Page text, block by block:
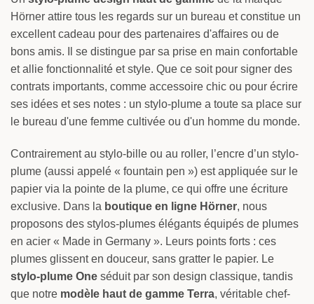
Hörner attire tous les regards sur un bureau et constitue un
excellent cadeau pour des partenaires d'affaires ou de
bons amis. Il se distingue par sa prise en main confortable
et allie fonctionnalité et style. Que ce soit pour signer des
contrats importants, comme accessoire chic ou pour écrire
ses idées et ses notes : un stylo-plume a toute sa place sur
le bureau d'une femme cultivée ou d'un homme du monde.
Contrairement au stylo-bille ou au roller, l’encre d’un stylo-
plume (aussi appelé « fountain pen ») est appliquée sur le
papier via la pointe de la plume, ce qui offre une écriture
exclusive. Dans la boutique en ligne Hörner, nous
proposons des stylos-plumes élégants équipés de plumes
en acier « Made in Germany ». Leurs points forts : ces
plumes glissent en douceur, sans gratter le papier. Le
stylo-plume One séduit par son design classique, tandis
que notre modèle haut de gamme Terra, véritable chef-